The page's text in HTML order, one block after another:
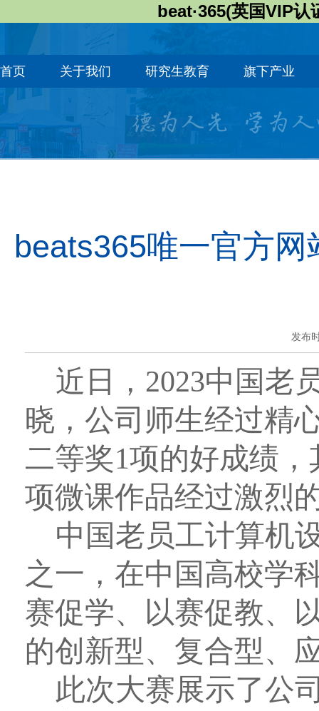
beat·365(英国VIP
首页 关于我们 研究生教育 旗下产业
beats365唯一官方
发布
近日，2023中国老
晓，公司师生经过精
二等奖1项的好成绩
项微课作品经过激烈
中国老员工计算机
之一，在中国高校学
赛促学、以赛促教、
的创新型、复合型、
此次大赛展示了公